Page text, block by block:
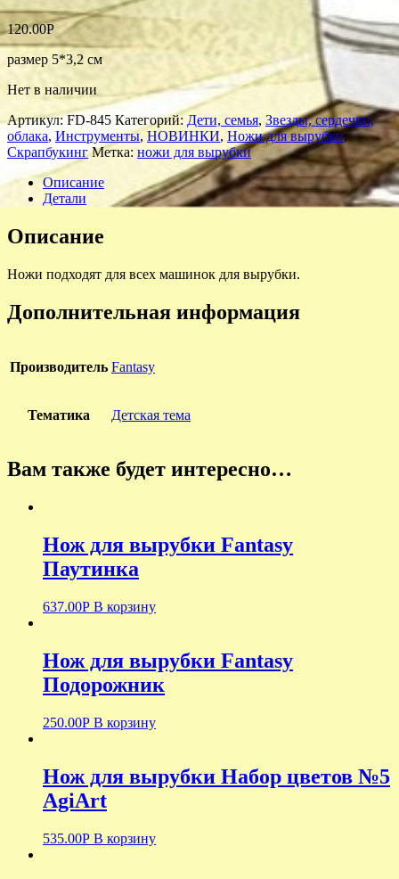
120.00Р
размер 5*3,2 см
Нет в наличии
Артикул:FD-845 Категорий:Дети, семья, Звезды, сердечки,
облака, Инструменты, НОВИНКИ, Ножи для вырубки,
Скрапбукинг Метка: ножи для вырубки
Описание
Детали
Описание
Ножи подходят для всех машинок для вырубки.
Дополнительная информация
Производитель Fantasу
Тематика Детская тема
Вам также будет интересно…
Нож для вырубки Fantasy
Паутинка
637.00Р В корзину
Нож для вырубки Fantasy
Подорожник
250.00Р В корзину
Нож для вырубки Набор цветов №5
AgiArt
535.00Р В корзину